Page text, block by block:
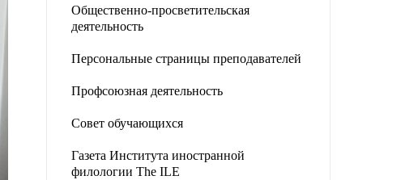
Общественно-просветительская
деятельность
Персональные страницы преподавателей
Профсоюзная деятельность
Совет обучающихся
Газета Института иностранной
филологии The ILE